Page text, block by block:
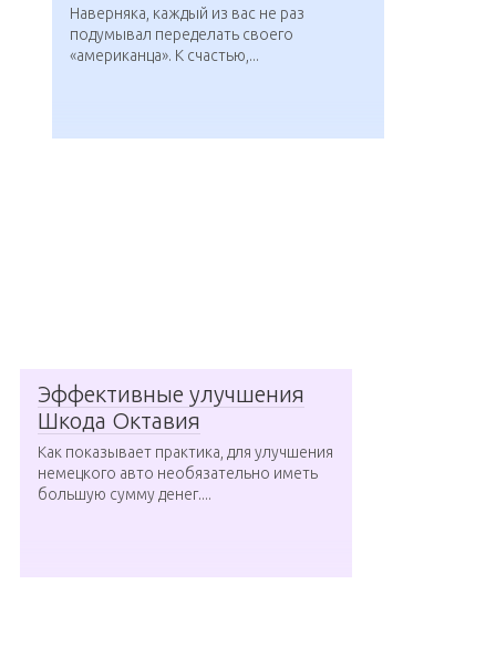
Наверняка, каждый из вас не раз
подумывал переделать своего
«американца». К счастью,...
Эффективные улучшения
Шкода Октавия
Как показывает практика, для улучшения
немецкого авто необязательно иметь
большую сумму денег....